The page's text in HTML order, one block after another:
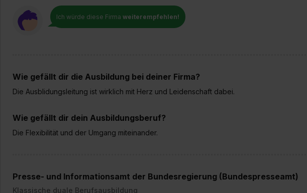
Ich würde diese Firma weiterempfehlen!
Wie gefällt dir die Ausbildung bei deiner Firma?
Die Ausblidungsleitung ist wirklich mit Herz und Leidenschaft dabei.
Wie gefällt dir dein Ausbildungsberuf?
Die Flexibilität und der Umgang miteinander.
Presse- und Informationsamt der Bundesregierung (Bundespresseamt)
Klassische duale Berufsausbildung